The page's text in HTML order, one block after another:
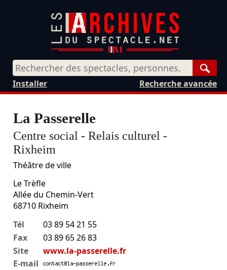
Recherche avancée
Installer
La Passerelle
Centre social - Relais culturel -
Rixheim
Théâtre de ville
Le Trèfle
Allée du Chemin-Vert
68710 Rixheim
Tél
03 89 54 21 55
Fax
03 89 65 26 83
Site
www.la-passerelle.fr
E-mail